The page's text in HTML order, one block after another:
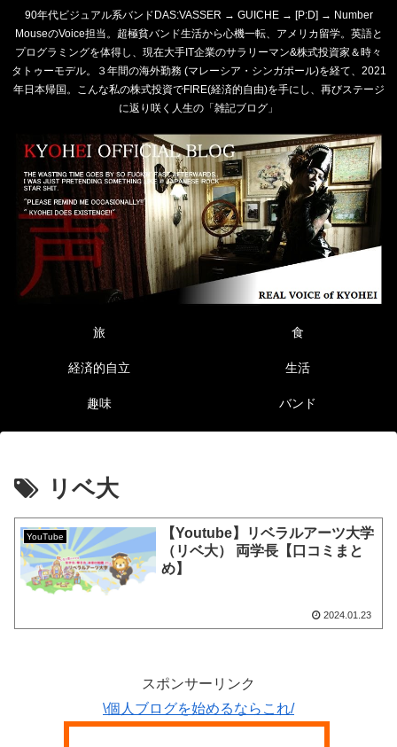
90年代ビジュアル系バンドDAS:VASSER → GUICHE → [P:D] → Number
MouseのVoice担当。超極貧バンド生活から心機一転、アメリカ留学。英語と
プログラミングを体得し、現在大手IT企業のサラリーマン&株式投資家＆時々
タトゥーモデル。３年間の海外勤務 (マレーシア・シンガポール)を経て、2021
年日本帰国。こんな私の株式投資でFIRE(経済的自由)を手にし、再びステージ
に返り咲く人生の「雑記ブログ」
旅 食
経済的自立 生活
趣味 バンド
リベ大
YouTube
【Youtube】リベラルアーツ大学
（リベ大） 両学長【口コミまと
め】
2024.01.23
スポンサーリンク
\個人ブログを始めるならこれ/